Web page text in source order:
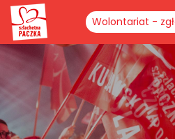
Wolontariat -